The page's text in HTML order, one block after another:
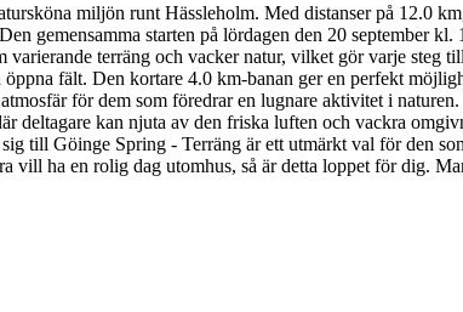
miljön runt Hässleholm. Med distanser på 12.0
gemensamma starten på lördagen den 20 september kl.
terräng och vacker natur, vilket gör varje steg
fält. Den kortare 4.0 km-banan ger en perfekt
för dem som föredrar en lugnare aktivitet i
deltagare kan njuta av den friska luften och vackra
till Göinge Spring - Terräng är ett utmärkt val för den
vill ha en rolig dag utomhus, så är detta loppet för dig.